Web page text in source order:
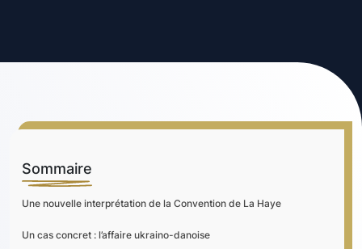
Sommaire
Une nouvelle interprétation de la Convention de La Haye
Un cas concret : l’affaire ukraino-danoise